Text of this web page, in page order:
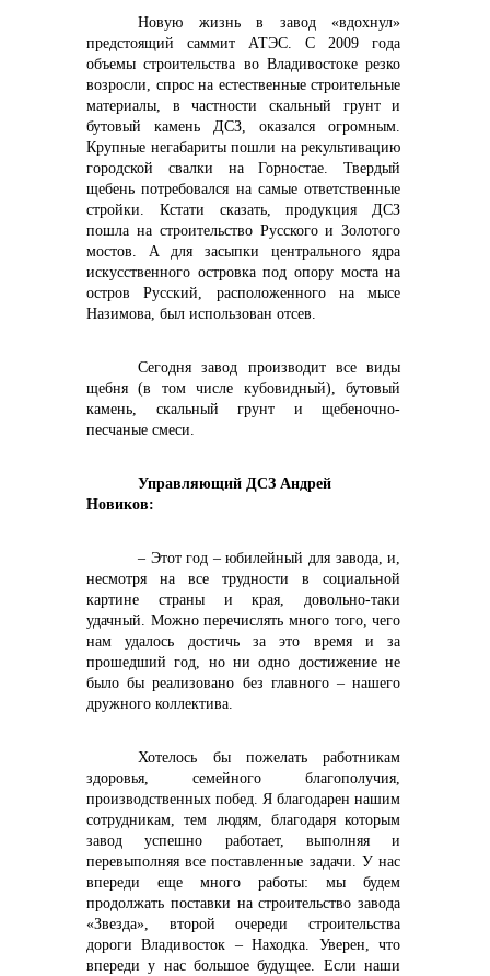
+7 (423) 234 50 50
info@vostokcement.ru
Новую жизнь в завод «вдохнул»
предстоящий саммит АТЭС. С 2009 года
объемы строительства во Владивостоке резко
возросли, спрос на естественные строительные
материалы, в частности скальный грунт и
бутовый камень ДСЗ, оказался огромным.
Крупные негабариты пошли на рекультивацию
городской свалки на Горностае. Твердый
щебень потребовался на самые ответственные
стройки. Кстати сказать, продукция ДСЗ
пошла на строительство Русского и Золотого
мостов. А для засыпки центрального ядра
искусственного островка под опору моста на
остров Русский, расположенного на мысе
Назимова, был использован отсев.
Сегодня завод производит все виды
щебня (в том числе кубовидный), бутовый
камень, скальный грунт и щебеночно-
песчаные смеси.
Управляющий ДСЗ Андрей
Новиков:
– Этот год – юбилейный для завода, и,
несмотря на все трудности в социальной
картине страны и края, довольно-таки
удачный. Можно перечислять много того, чего
нам удалось достичь за это время и за
прошедший год, но ни одно достижение не
было бы реализовано без главного – нашего
дружного коллектива.
Хотелось бы пожелать работникам
здоровья, семейного благополучия,
производственных побед. Я благодарен нашим
сотрудникам, тем людям, благодаря которым
завод успешно работает, выполняя и
перевыполняя все поставленные задачи. У нас
впереди еще много работы: мы будем
продолжать поставки на строительство завода
«Звезда», второй очереди строительства
дороги Владивосток – Находка. Уверен, что
впереди у нас большое будущее. Если наши